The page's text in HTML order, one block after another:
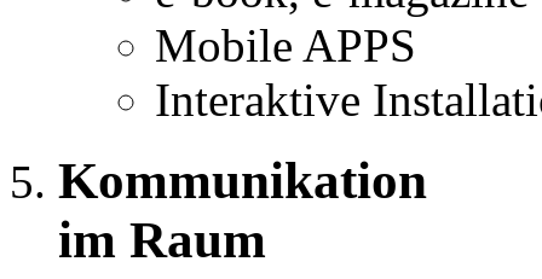
Mobile APPS
Interaktive
Kommunikation
im Raum